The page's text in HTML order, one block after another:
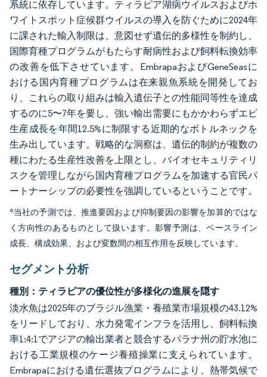
系統に依存しています。ティラピア湖病ウイルスおよびホ
ワイトスポット症候群ウイルスの導入を防ぐために2024年
に課された輸入制限は、意図せず遺伝的多様性を制約し、
国際育種プログラムがもたらす耐病性および飼料転換効率
の改善を低下させています。EmbrapaおよびGeneSeasに
おける国内育種プログラムは在来親魚系統を開発してお
り、これらの取り組みは輸入遺伝子との性能同等性を達成
するのに5〜7年を要し、強い輸出需要にもかかわらずエビ
生産成長を年間12.5%に制限する近期的なボトルネックを
生み出しています。戦略的な洞察は、遺伝的制約が複数の
種にわたる生産性改善を上限とし、バイオセキュリティリ
スクを管理しながら国内育種プログラムを加速する官民パ
ートナーシップの必要性を強調しているということです。
*当社の予測では、推進要因および抑制要因の影響を加算的ではな
く方向性のあるものとして扱います。影響予測は、ベースライン
成長、構成効果、および変数間の相互作用を反映しています。
セグメント分析
種別：ティラピアの優位性が多様化の進展を隠す
淡水魚は2025年のブラジル漁業・養殖業市場規模の43.12%
をリードしており、水力発電インフラを活用し、飼料転換
率1:4:1でアジアの輸出業者と競合するパラナ州の貯水池に
おける工業規模のケージ養殖操業に支えられています。
Embrapaにおける遺伝選抜プログラムにより、熱帯気候で